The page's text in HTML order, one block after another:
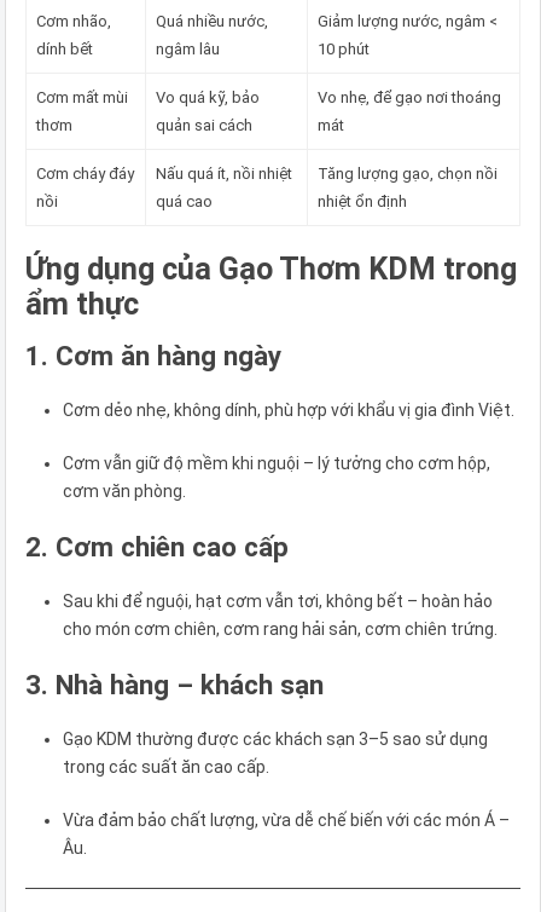
Cơm nhão,
dính bết
Quá nhiều nước,
ngâm lâu
Giảm lượng nước, ngâm <
10 phút
Cơm mất mùi
thơm
Vo quá kỹ, bảo
quản sai cách
Vo nhẹ, để gạo nơi thoáng
mát
Cơm cháy đáy
nồi
Nấu quá ít, nồi nhiệt
quá cao
Tăng lượng gạo, chọn nồi
nhiệt ổn định
Ứng dụng của Gạo Thơm KDM trong
ẩm thực
1. Cơm ăn hàng ngày
Cơm dẻo nhẹ, không dính, phù hợp với khẩu vị gia đình Việt.
Cơm vẫn giữ độ mềm khi nguội – lý tưởng cho cơm hộp,
cơm văn phòng.
2. Cơm chiên cao cấp
Sau khi để nguội, hạt cơm vẫn tơi, không bết – hoàn hảo
cho món cơm chiên, cơm rang hải sản, cơm chiên trứng.
3. Nhà hàng – khách sạn
Gạo KDM thường được các khách sạn 3–5 sao sử dụng
trong các suất ăn cao cấp.
Vừa đảm bảo chất lượng, vừa dễ chế biến với các món Á –
Âu.